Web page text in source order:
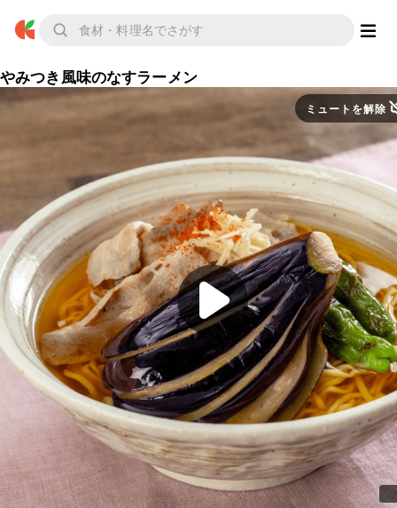
やみつき風味のなすラーメン
ミュートを解除